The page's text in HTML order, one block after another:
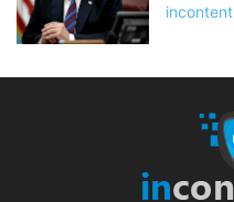
incontent